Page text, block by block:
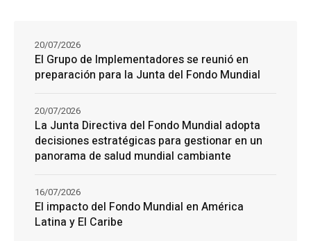
El Grupo de Implementadores se reunió en
preparación para la Junta del Fondo Mundial
20/07/2026
La Junta Directiva del Fondo Mundial adopta
decisiones estratégicas para gestionar en un
panorama de salud mundial cambiante
20/07/2026
El impacto del Fondo Mundial en América
Latina y El Caribe
16/07/2026